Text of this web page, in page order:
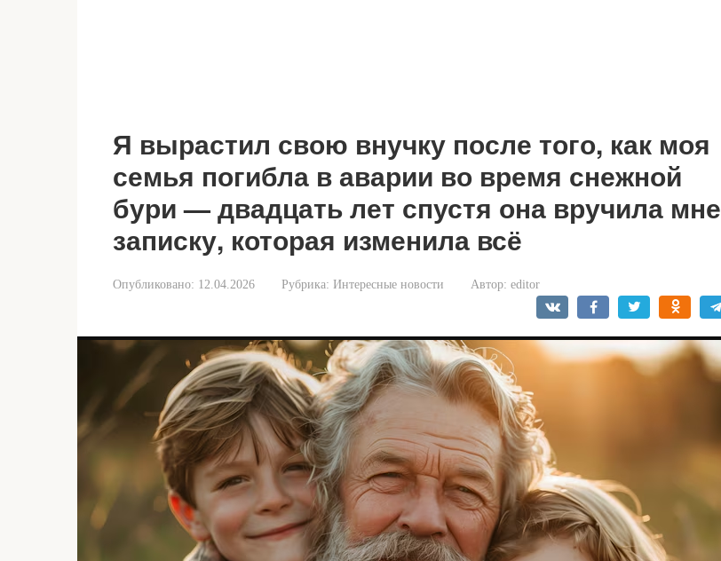
Я вырастил свою внучку после того, как моя
семья погибла в аварии во время снежной
бури — двадцать лет спустя она вручила мне
записку, которая изменила всё
Опубликовано: 12.04.2026 Рубрика: Интересные новости Автор: editor